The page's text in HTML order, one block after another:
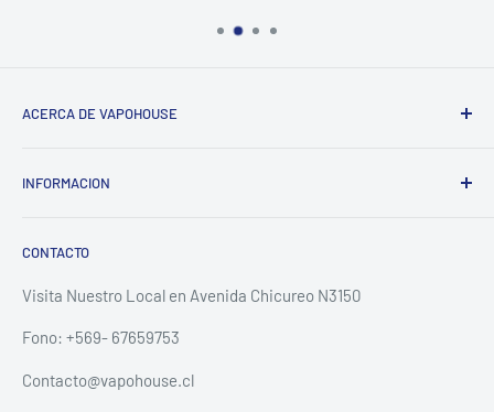
ACERCA DE VAPOHOUSE
costos de mantener un hogar, buscamos ofrecer los mejores
enfocados en la calidad y una excelente atención.
INFORMACION
Despachos
Politica de envios
Política de devolución y reembolso escrita
Todos Los productos
CONTACTO
Visita Nuestro Local en Avenida Chicureo N3150
Fono: +569- 67659753
Contacto@vapohouse.cl